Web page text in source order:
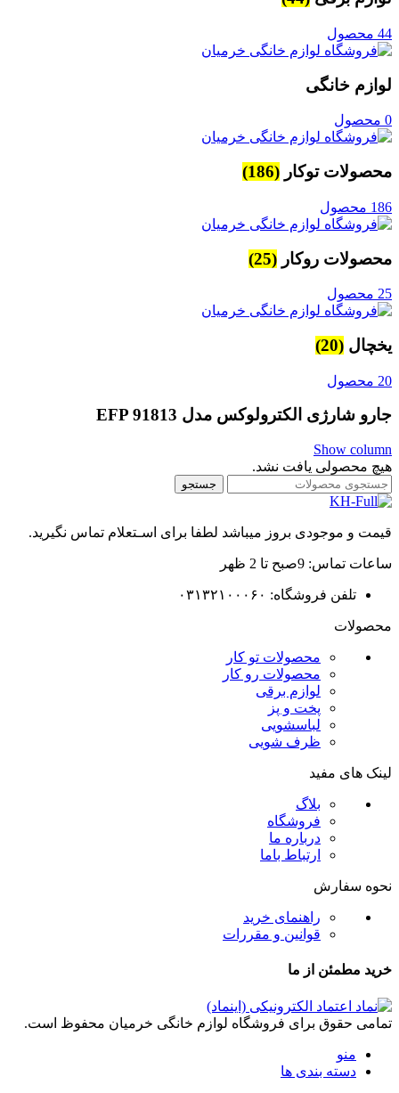
44 محصول
لوازم خانگی
0 محصول
محصولات توکار (186)
186 محصول
محصولات روکار (25)
25 محصول
یخچال (20)
20 محصول
جارو شارژی الکترولوکس مدل EFP 91813
Show column
هیچ محصولی یافت نشد.
جستجو
قیمت و موجودی بروز میباشد لطفا برای اسـتعلام تماس نگیرید.
ساعات تماس: 9صبح تا 2 ظهر
تلفن فروشگاه: ۰۳۱۳۲۱۰۰۰۶۰
محصولات
محصولات تو کار
محصولات رو کار
لوازم برقی
پخت و پز
لباسشویی
ظرف شویی
لینک های مفید
بلاگ
فروشگاه
درباره ما
ارتباط باما
نحوه سفارش
راهنمای خرید
قوانین و مقررات
خرید مطمئن از ما
تمامی حقوق برای فروشگاه لوازم خانگی خرمیان محفوظ است.
منو
دسته بندی ها